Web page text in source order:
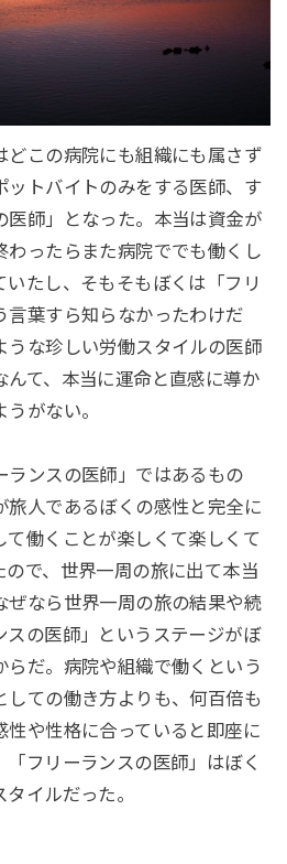
どこの病院にも組織にも属さず
ットバイトのみをする医師、す
医師」となった。本当は資金が
わったらまた病院ででも働くし
いたし、そもそもぼくは「フリ
言葉すら知らなかったわけだ
うな珍しい労働スタイルの医師
んて、本当に運命と直感に導か
がない。
ランスの医師」ではあるもの
旅人であるぼくの感性と完全に
て働くことが楽しくて楽しくて
で、世界一周の旅に出て本当
ぜなら世界一周の旅の結果や続
スの医師」というステージがぼ
らだ。病院や組織で働くという
しての働き方よりも、何百倍も
性や性格に合っていると即座に
「フリーランスの医師」はぼく
イルだった。